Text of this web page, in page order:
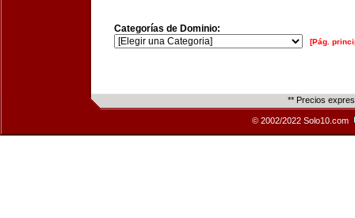
Categorías de Dominio:
[Pág.
** Precios
© 2002/2022 Solo10.com